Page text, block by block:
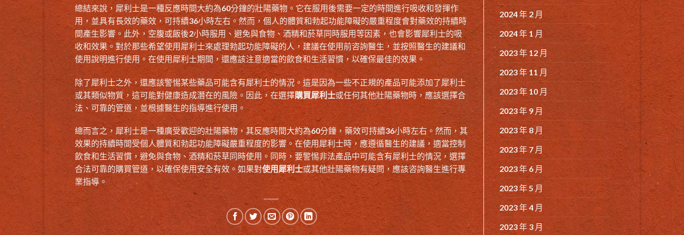
總結來說，犀利士是一種反應時間大約為60分鐘的壯陽藥物。它在服用後需要一定的時間進行吸收和發揮作
用，並具有長效的藥效，可持續36小時左右。然而，個人的體質和勃起功能障礙的嚴重程度會對藥效的持續時
間產生影響。此外，空腹或飯後2小時服用、避免與食物、酒精和菸草同時服用等因素，也會影響犀利士的吸
收和效果。對於那些希望使用犀利士來處理勃起功能障礙的人，建議在使用前咨詢醫生，並按照醫生的建議和
使用說明進行使用。在使用犀利士期間，還應該注意適當的飲食和生活習慣，以確保最佳的效果。
除了犀利士之外，還應該警惕某些藥品可能含有犀利士的情況。這是因為一些不正規的產品可能添加了犀利士
或其類似物質，這可能對健康造成潛在的風險。因此，在選擇購買犀利士或任何其他壯陽藥物時，應該選擇合
法、可靠的管道，並根據醫生的指導進行使用。
總而言之，犀利士是一種廣受歡迎的壯陽藥物，其反應時間大約為60分鐘，藥效可持續36小時左右。然而，其
效果的持續時間受個人體質和勃起功能障礙嚴重程度的影響。在使用犀利士時，應遵循醫生的建議，適當控制
飲食和生活習慣，避免與食物、酒精和菸草同時使用。同時，要警惕非法產品中可能含有犀利士的情況，選擇
合法可靠的購買管道，以確保使用安全有效。如果對使用犀利士或其他壯陽藥物有疑問，應該咨詢醫生進行專
業指導。
2024 年 2 月
2024 年 1 月
2023 年 12 月
2023 年 11 月
2023 年 10 月
2023 年 9 月
2023 年 8 月
2023 年 7 月
2023 年 6 月
2023 年 5 月
2023 年 4 月
2023 年 3 月